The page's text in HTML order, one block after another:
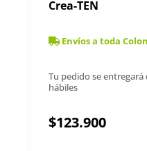
Crea-TEN
Envíos a toda
Tu pedido se entregará
hábiles
$123.900